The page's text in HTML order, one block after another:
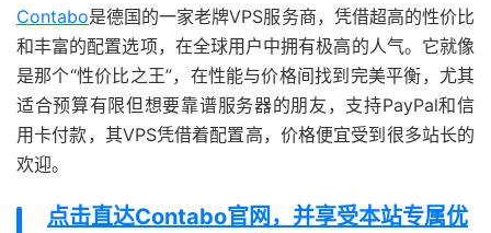
Contabo是德国的一家老牌VPS服务商，凭借超高的性价比
和丰富的配置选项，在全球用户中拥有极高的人气。它就像
是那个“性价比之王”，在性能与价格间找到完美平衡，尤其
适合预算有限但想要靠谱服务器的朋友，支持PayPal和信
用卡付款，其VPS凭借着配置高，价格便宜受到很多站长的
欢迎。
点击直达Contabo官网，并享受本站专属优